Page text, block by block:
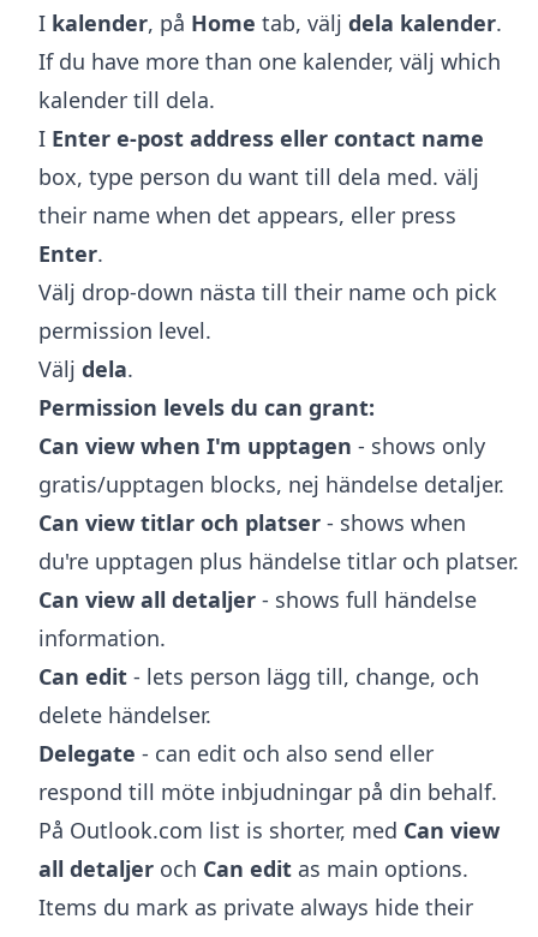
I kalender, på Home tab, välj dela kalender.
If du have more than one kalender, välj which
kalender till dela.
I Enter e-post address eller contact name
box, type person du want till dela med. välj
their name when det appears, eller press
Enter.
Välj drop-down nästa till their name och pick
permission level.
Välj dela.
Permission levels du can grant:
Can view when I'm upptagen - shows only
gratis/upptagen blocks, nej händelse detaljer.
Can view titlar och platser - shows when
du're upptagen plus händelse titlar och platser.
Can view all detaljer - shows full händelse
information.
Can edit - lets person lägg till, change, och
delete händelser.
Delegate - can edit och also send eller
respond till möte inbjudningar på din behalf.
På Outlook.com list is shorter, med Can view
all detaljer och Can edit as main options.
Items du mark as private always hide their